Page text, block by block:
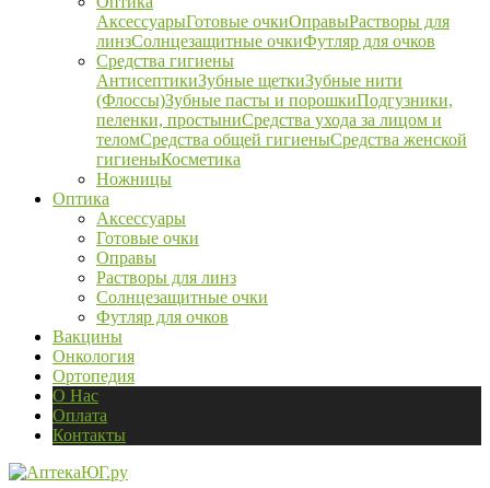
АксессуарыГотовые очкиОправыРастворы для
линзСолнцезащитные очкиФутляр для очков
Средства гигиены
АнтисептикиЗубные щеткиЗубные нити
(Флоссы)Зубные пасты и порошкиПодгузники,
пеленки, простыниСредства ухода за лицом и
теломСредства общей гигиеныСредства женской
гигиеныКосметика
Ножницы
Оптика
Аксессуары
Готовые очки
Оправы
Растворы для линз
Солнцезащитные очки
Футляр для очков
Вакцины
Онкология
Ортопедия
О Нас
Оплата
Контакты